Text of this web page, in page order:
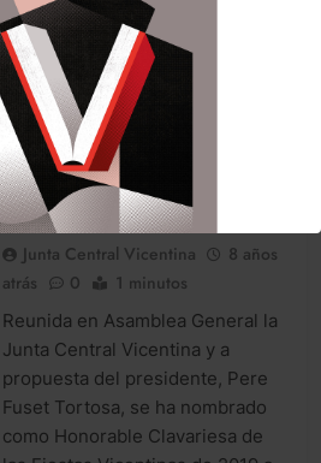
Centenario del fallecimiento de
santo valenciano el…
LLegir noticia
MARÍA VICENTA BORRELL
ALÓS, HONORABLE
CLAVARIESA DE 2019.
Junta Central Vicentina
8 años
atrás
0 1 minutos
Reunida en Asamblea General la
Junta Central Vicentina y a
propuesta del presidente, Pere
Fuset Tortosa, se ha nombrado
como Honorable Clavariesa de